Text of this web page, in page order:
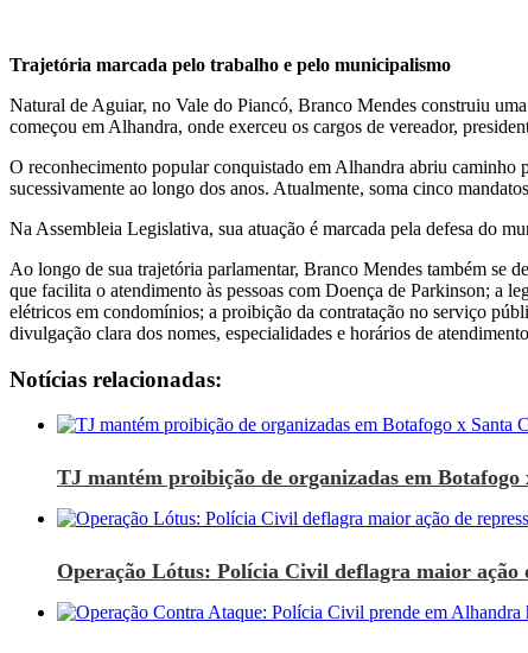
Trajetória marcada pelo trabalho e pelo municipalismo
Natural de Aguiar, no Vale do Piancó, Branco Mendes construiu
começou em Alhandra, onde exerceu os cargos de vereador,
O reconhecimento popular conquistado em Alhandra abriu
sucessivamente ao longo dos anos. Atualmente, soma cinco
Na Assembleia Legislativa, sua atuação é marcada pela defesa do
Ao longo de sua trajetória parlamentar, Branco Mendes também se
que facilita o atendimento às pessoas com Doença de Parkinson; a
elétricos em condomínios; a proibição da contratação no serviço
divulgação clara dos nomes, especialidades e horários de
Notícias relacionadas:
TJ mantém proibição de organizadas em Botafogo
Operação Lótus: Polícia Civil deflagra maior ação